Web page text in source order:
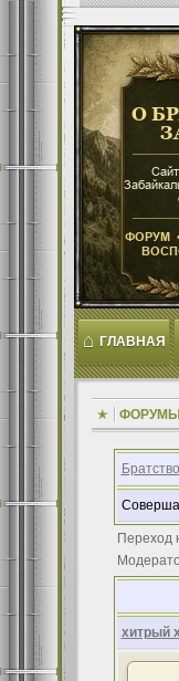
⌂ ГЛАВНАЯ
ФОРУМЫ
Переход
хитрый